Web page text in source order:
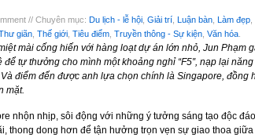
// Chuyên mục: Du lịch - lễ hội Giải trí Luận bàn Làm đẹp
giãn Thế giới Tiêu điểm Truyền thông - Sự kiện Văn hóa
mài cống hiến với hàng loạt dự án lớn nhỏ, Jun Phạm
để tự thưởng cho mình một khoảng nghỉ “F5″, nạp lại
điểm đến được anh lựa chọn chính là Singapore, đồng
mặt.
nhộn nhịp, sôi động với những ý tưởng sáng tạo độc
thong dong hơn để tận hưởng trọn vẹn sự giao thoa